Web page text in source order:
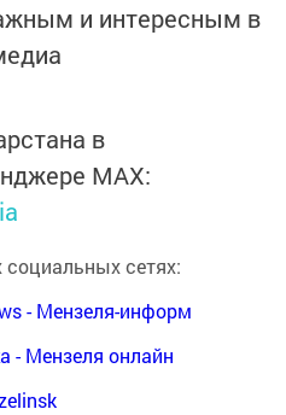
и интересным в
в
MАХ:
сетях:
- Мензеля-информ
- Мензеля онлайн